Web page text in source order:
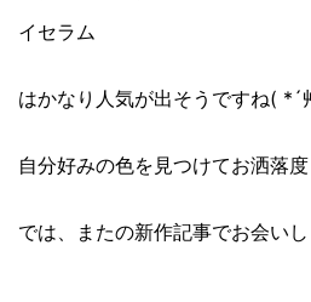
イセラム
はかなり人気が出そうですね( *´
自分好みの色を見つけてお洒落
では、またの新作記事でお会い